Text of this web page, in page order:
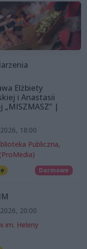
Elżbiety
i Anastasii
„MISZMASZ” |
18:00
Publiczna,
Darmowe
20:00
im. Heleny